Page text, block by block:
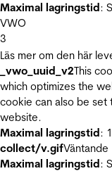
Maximal lagringstid:
VWO
3
Läs mer om den här
_vwo_uuid_v2This
which optimizes the
cookie can also be set
website.
Maximal lagringstid:
collect/v.gifVäntande
Maximal lagringstid: